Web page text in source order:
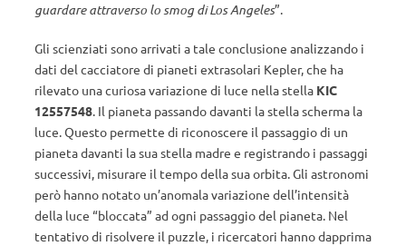
guardare attraverso lo smog di Los Angeles”.
Gli scienziati sono arrivati a tale conclusione analizzando i
dati del cacciatore di pianeti extrasolari Kepler, che ha
rilevato una curiosa variazione di luce nella stella KIC
12557548. Il pianeta passando davanti la stella scherma la
luce. Questo permette di riconoscere il passaggio di un
pianeta davanti la sua stella madre e registrando i passaggi
successivi, misurare il tempo della sua orbita. Gli astronomi
però hanno notato un’anomala variazione dell’intensità
della luce “bloccata” ad ogni passaggio del pianeta. Nel
tentativo di risolvere il puzzle, i ricercatori hanno dapprima